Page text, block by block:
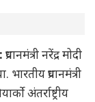
प्रधानमंत्री नरेंद्र मोदी
प्रधानमंत्री
अंतर्राष्ट्रीय